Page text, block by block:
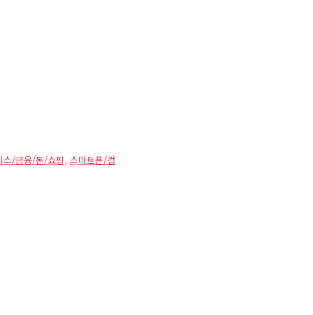
스/금융/돈/쇼핑, 스마트폰/컴